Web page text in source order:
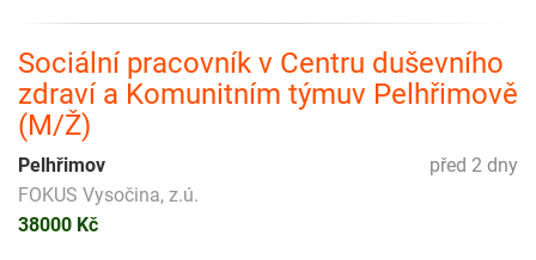
Sociální pracovník v Centru duševního
zdraví a Komunitním týmuv Pelhřimově
(M/Ž)
před 2 dny
Pelhřimov
FOKUS Vysočina, z.ú.
38000 Kč